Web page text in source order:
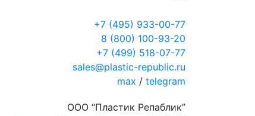
+7 (495) 933-00-77
8 (800) 100-93-20
+7 (499) 518-07-77
sales@plastic-republic.ru
max / telegram
ООО “Пластик Репаблик”